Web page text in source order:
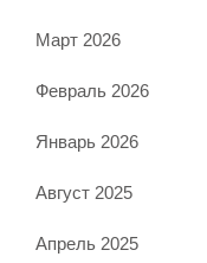
Март 2026
Февраль 2026
Январь 2026
Август 2025
Апрель 2025